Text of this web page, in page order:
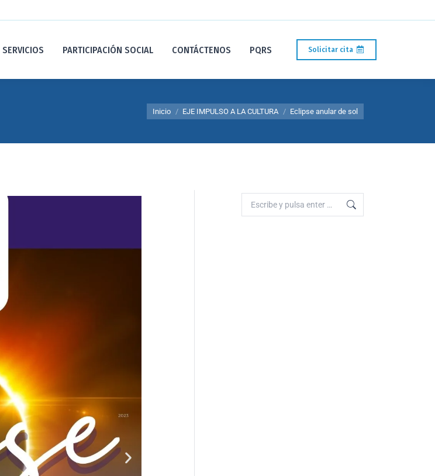
SERVICIOS PARTICIPACIÓN SOCIAL CONTÁCTENOS PQRS Solicitar cita
Estás aquí:
Inicio EJE IMPULSO A LA CULTURA Eclipse anular de sol